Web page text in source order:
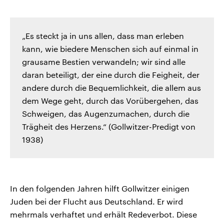
„Es steckt ja in uns allen, dass man erleben
kann, wie biedere Menschen sich auf einmal in
grausame Bestien verwandeln; wir sind alle
daran beteiligt, der eine durch die Feigheit, der
andere durch die Bequemlichkeit, die allem aus
dem Wege geht, durch das Vorübergehen, das
Schweigen, das Augenzumachen, durch die
Trägheit des Herzens.“ (Gollwitzer-Predigt von
1938)
In den folgenden Jahren hilft Gollwitzer einigen
Juden bei der Flucht aus Deutschland. Er wird
mehrmals verhaftet und erhält Redeverbot. Diese